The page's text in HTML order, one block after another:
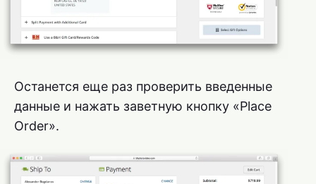
Останется еще раз проверить введенные
данные и нажать заветную кнопку «Place
Order».